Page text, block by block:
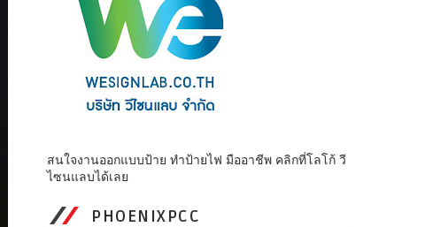
สนใจงานออกแบบป้าย ทำป้ายไฟ มืออาชีพ คลิกที่โลโก้ วี
ไซนแลบได้เลย
PHOENIXPCC